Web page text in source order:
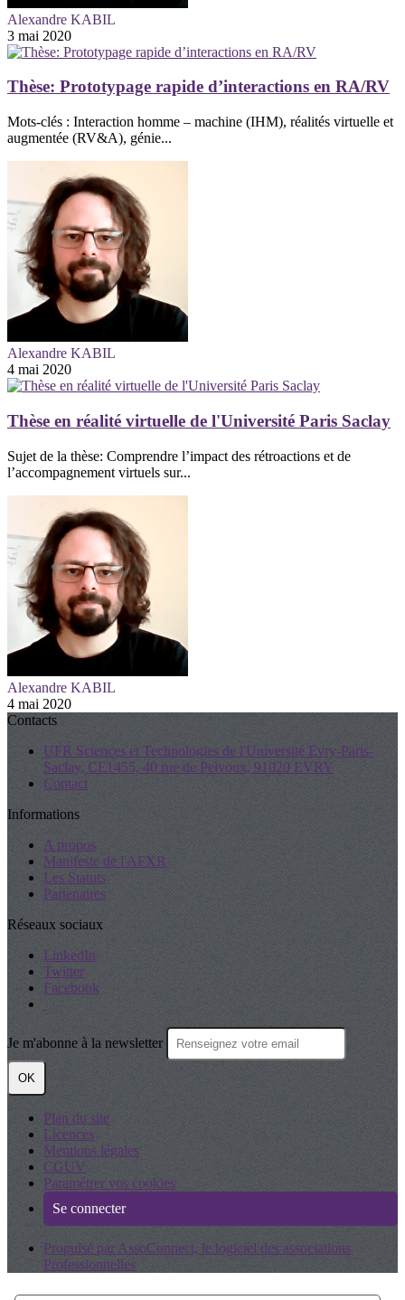
Alexandre KABIL
3 mai 2020
Thèse: Prototypage rapide d’interactions en RA/RV
Mots-clés : Interaction homme – machine (IHM), réalités virtuelle et
augmentée (RV&A), génie...
Alexandre KABIL
4 mai 2020
Thèse en réalité virtuelle de l'Université Paris Saclay
Sujet de la thèse: Comprendre l’impact des rétroactions et de
l’accompagnement virtuels sur...
Alexandre KABIL
4 mai 2020
Contacts
UFR Sciences et Technologies de l'Université Evry-Paris-
Saclay, CE1455, 40 rue de Pelvoux, 91020 EVRY
Contact
Informations
A propos
Manifeste de l'AFXR
Les Statuts
Partenaires
Réseaux sociaux
LinkedIn
Twitter
Facebook
Je m'abonne à la newsletter
OK
Plan du site
Licences
Mentions légales
CGUV
Paramétrer vos cookies
Se connecter
Propulsé par AssoConnect, le logiciel des associations
Professionnelles